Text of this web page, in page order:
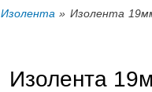
Изолента » Изолента
Изолента